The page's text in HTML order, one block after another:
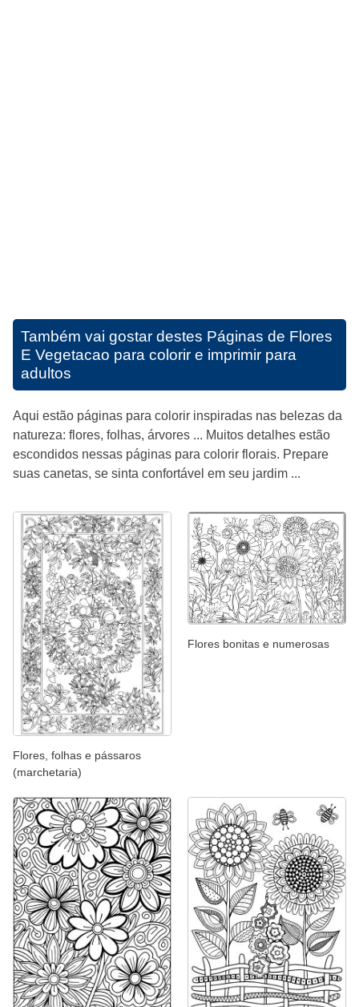
Também vai gostar destes Páginas de Flores
E Vegetacao para colorir e imprimir para
adultos
Aqui estão páginas para colorir inspiradas nas belezas da
natureza: flores, folhas, árvores ... Muitos detalhes estão
escondidos nessas páginas para colorir florais. Prepare
suas canetas, se sinta confortável em seu jardim ...
Flores, folhas e pássaros
(marchetaria)
Flores bonitas e numerosas